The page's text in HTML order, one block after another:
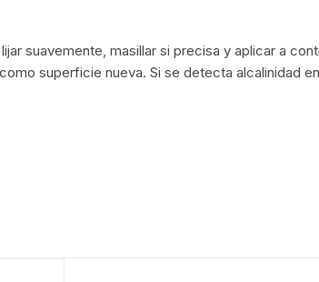
suavemente, masillar si precisa y aplicar a
superficie nueva. Si se detecta alcalinidad